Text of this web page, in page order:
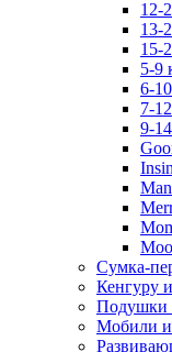
12-
13-
15-
5-9
6-
7-
9-
Сумка-
Кенгуру
Подушки
Мобили